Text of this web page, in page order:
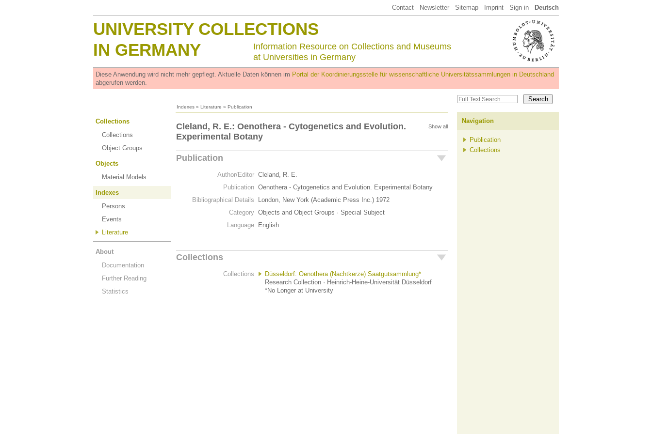
Contact Newsletter Sitemap Imprint Sign in Deutsch
UNIVERSITY COLLECTIONS
IN GERMANY
Information Resource on Collections and Museums
at Universities in Germany
Diese Anwendung wird nicht mehr gepflegt. Aktuelle Daten können im Portal der Koordinierungsstelle für wissenschaftliche Universitätssammlungen in Deutschland
abgerufen werden.
Indexes » Literature » Publication
Collections
Collections
Object Groups
Objects
Material Models
Indexes
Persons
Events
Literature
About
Documentation
Further Reading
Statistics
Show all
Cleland, R. E.: Oenothera - Cytogenetics and Evolution.
Experimental Botany
Publication
Author/Editor Cleland, R. E.
Publication Oenothera - Cytogenetics and Evolution. Experimental Botany
Bibliographical Details
London, New York (Academic Press Inc.) 1972
Category Objects and Object Groups · Special Subject
Language
English
Collections
Collections
Düsseldorf: Oenothera (Nachtkerze) Saatgutsammlung*
Research Collection · Heinrich-Heine-Universität Düsseldorf
*No Longer at University
Navigation
Publication
Collections